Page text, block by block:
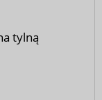
tylną